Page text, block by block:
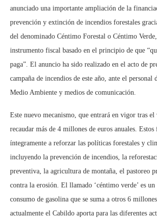
anunciado una importante ampliación de la
prevención y extinción de incendios forestales
del denominado Céntimo Forestal o Céntimo
instrumento fiscal basado en el principio de que
paga”. El anuncio ha sido realizado en el acto de
campaña de incendios de este año, ante el personal
Medio Ambiente y medios de comunicación.
Este nuevo mecanismo, que entrará en vigor tras
recaudar más de 4 millones de euros anuales. Estos
íntegramente a reforzar las políticas forestales y
incluyendo la prevención de incendios, la
preventiva, la agricultura de montaña, el pastoreo
contra la erosión. El llamado ‘céntimo verde’ es
consumo de gasolina que se suma a otros 6
actualmente el Cabildo aporta para las diferentes